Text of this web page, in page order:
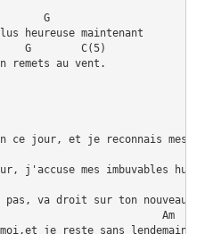
G
heureuse maintenant
G        C(5)
remets au vent.
G
ce jour, et je reconnais mes
j'accuse mes imbuvables
va droit sur ton nouveau
Am
je reste sans lendemain.